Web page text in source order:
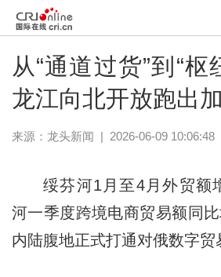
从“通道过货”到“枢
龙江向北开放跑出
来源： 龙头新闻 | 2026-06-09 10:06:48
绥芬河1月至4月外贸额
河一季度跨境电商贸易额同
内陆腹地正式打通对俄数字